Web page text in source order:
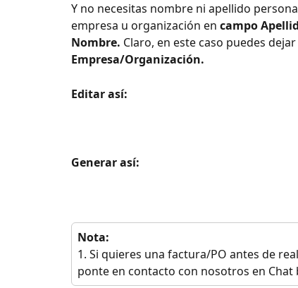
Y no necesitas nombre ni apellido
empresa u organización en campo
Nombre. Claro, en este caso puedes
Empresa/Organización.
Editar así:
Generar así:
Nota:
1. Si quieres una factura/PO antes de
ponte en contacto con nosotros en Chat